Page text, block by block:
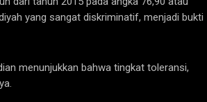
yang sangat diskriminatif, menjadi bukti
menunjukkan bahwa tingkat toleransi,